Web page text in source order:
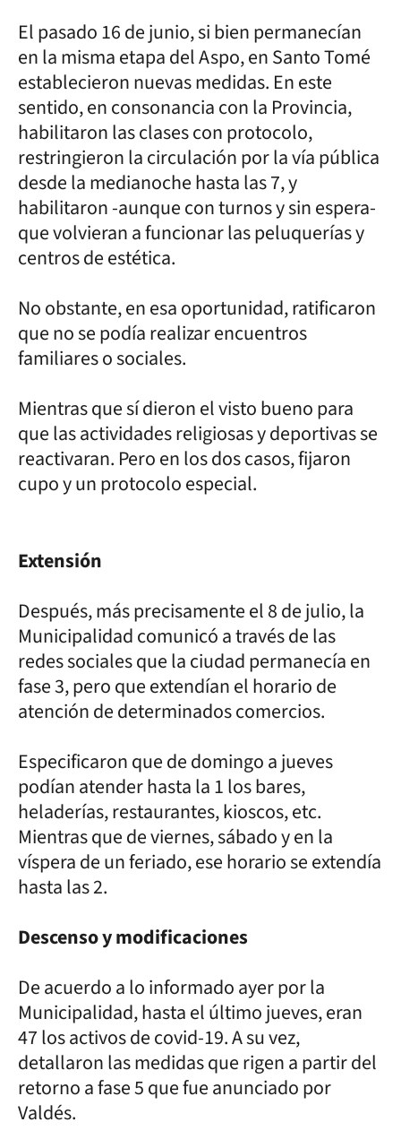
El pasado 16 de junio, si bien permanecían
en la misma etapa del Aspo, en Santo Tomé
establecieron nuevas medidas. En este
sentido, en consonancia con la Provincia,
habilitaron las clases con protocolo,
restringieron la circulación por la vía pública
desde la medianoche hasta las 7, y
habilitaron -aunque con turnos y sin espera-
que volvieran a funcionar las peluquerías y
centros de estética.
No obstante, en esa oportunidad, ratificaron
que no se podía realizar encuentros
familiares o sociales.
Mientras que sí dieron el visto bueno para
que las actividades religiosas y deportivas se
reactivaran. Pero en los dos casos, fijaron
cupo y un protocolo especial.
Extensión
Después, más precisamente el 8 de julio, la
Municipalidad comunicó a través de las
redes sociales que la ciudad permanecía en
fase 3, pero que extendían el horario de
atención de determinados comercios.
Especificaron que de domingo a jueves
podían atender hasta la 1 los bares,
heladerías, restaurantes, kioscos, etc.
Mientras que de viernes, sábado y en la
víspera de un feriado, ese horario se extendía
hasta las 2.
Descenso y modificaciones
De acuerdo a lo informado ayer por la
Municipalidad, hasta el último jueves, eran
47 los activos de covid-19. A su vez,
detallaron las medidas que rigen a partir del
retorno a fase 5 que fue anunciado por
Valdés.